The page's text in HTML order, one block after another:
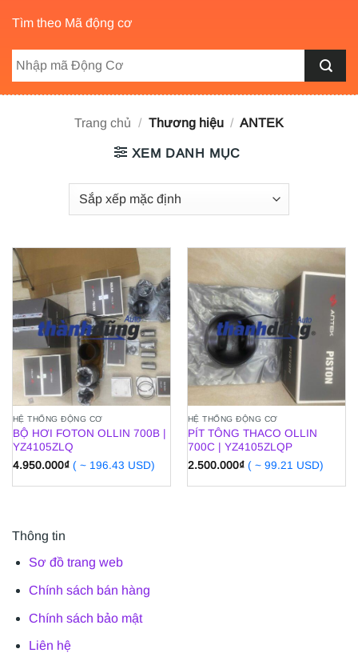
Tìm theo Mã động cơ
Trang chủ / Thương hiệu / ANTEK
XEM DANH MỤC
HỆ THỐNG ĐỘNG CƠ
BỘ HƠI FOTON OLLIN 700B |
YZ4105ZLQ
4.950.000₫ ( ~ 196.43 USD)
HỆ THỐNG ĐỘNG CƠ
PÍT TÔNG THACO OLLIN
700C | YZ4105ZLQP
2.500.000₫ ( ~ 99.21 USD)
Thông tin
Sơ đồ trang web
Chính sách bán hàng
Chính sách bảo mật
Liên hệ